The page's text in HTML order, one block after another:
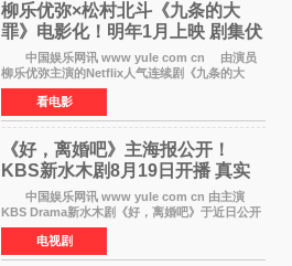
柳乐优弥×松村北斗《九条的大
罪》电影化！明年1月上映 剧集伏
笔将全面揭晓
中国娱乐网讯 www yule com cn 由演员
柳乐优弥主演的Netflix人气连续剧《九条的大
罪》正式宣布改编为电影，将于明年1月8日全国
上映。柳乐优弥与SixTONES松村北斗再度联
手，为观众带来这部
看电影
《好，离婚吧》主海报公开！
KBS新水木剧8月19日开播 真实
离婚体验记来袭
中国娱乐网讯 www yule com cn 由主演
KBS Drama新水木剧《好，离婚吧》于近日公开
主海报，正式进入开播倒计时。 海报中，男
女主角背对背站立，各自望向不同方向，中央的
空白与冷漠的表情
电视剧